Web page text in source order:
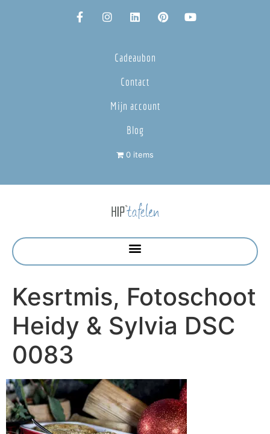
Cadeaubon
Contact
Mijn account
Blog
0 items
Kesrtmis, Fotoschoot
Heidy & Sylvia DSC
0083